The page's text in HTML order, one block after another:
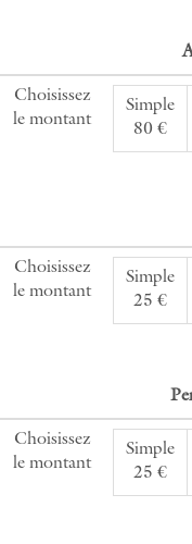
Choisissez
le montant
Simple
80 €
Choisissez
le montant
Simple
25 €
Choisissez
le montant
Simple
25 €